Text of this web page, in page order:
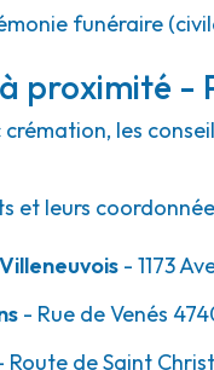
funéraire
proximité -
crémation, les
et leurs
- 1173
- Rue de Venés
Route de Saint